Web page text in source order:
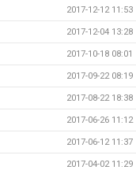
2017-12-12 11:53
2017-12-04 13:28
2017-10-18 08:01
2017-09-22 08:19
2017-08-22 18:38
2017-06-26 11:12
2017-06-12 11:37
2017-04-02 11:29